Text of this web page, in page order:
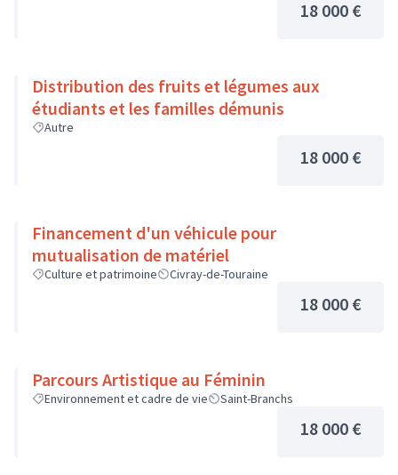
18 000 €
Distribution des fruits et légumes aux
étudiants et les familles démunis
Autre
18 000 €
Financement d'un véhicule pour
mutualisation de matériel
Culture et patrimoine Civray-de-Touraine
18 000 €
Parcours Artistique au Féminin
Environnement et cadre de vie Saint-Branchs
18 000 €